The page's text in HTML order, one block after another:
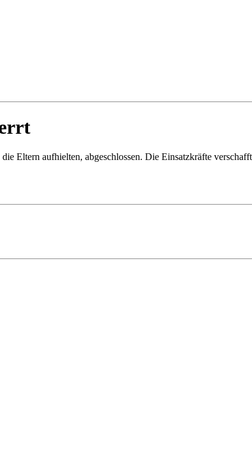
Eltern aufhielten, abgeschlossen. Die Einsatzkräfte